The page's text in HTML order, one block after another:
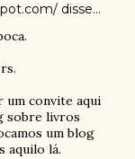
disse…
um convite aqui
sobre livros
um blog
aquilo lá.